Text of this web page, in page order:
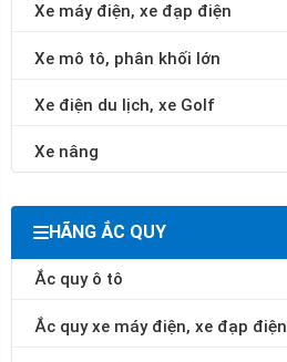
Xe máy điện, xe đạp điện
Xe mô tô, phân khối lớn
Xe điện du lịch, xe Golf
Xe nâng
HÃNG ẮC QUY
Ắc quy ô tô
Ắc quy xe máy điện, xe đạp điện